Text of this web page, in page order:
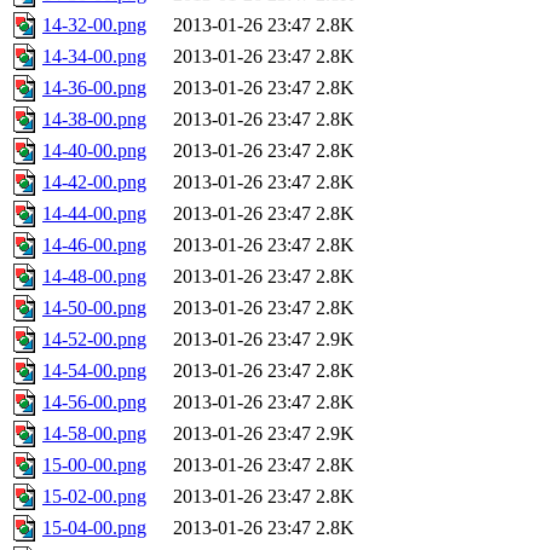
14-32-00.png
2013-01-26 23:47 2.8K
14-34-00.png
2013-01-26 23:47 2.8K
14-36-00.png
2013-01-26 23:47 2.8K
14-38-00.png
2013-01-26 23:47 2.8K
14-40-00.png
2013-01-26 23:47 2.8K
14-42-00.png
2013-01-26 23:47 2.8K
14-44-00.png
2013-01-26 23:47 2.8K
14-46-00.png
2013-01-26 23:47 2.8K
14-48-00.png
2013-01-26 23:47 2.8K
14-50-00.png
2013-01-26 23:47 2.8K
14-52-00.png
2013-01-26 23:47 2.9K
14-54-00.png
2013-01-26 23:47 2.8K
14-56-00.png
2013-01-26 23:47 2.8K
14-58-00.png
2013-01-26 23:47 2.9K
15-00-00.png
2013-01-26 23:47 2.8K
15-02-00.png
2013-01-26 23:47 2.8K
15-04-00.png
2013-01-26 23:47 2.8K